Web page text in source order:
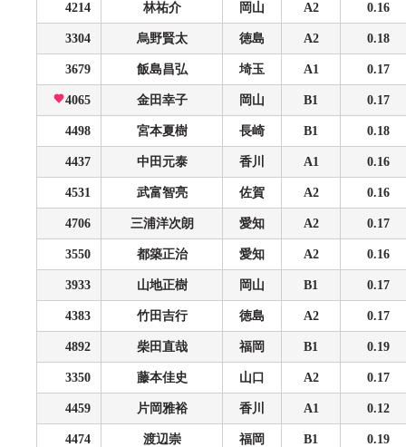
4214 林祐介 岡山 A2 0.16
3304 烏野賢太 徳島 A2 0.18
3679 飯島昌弘 埼玉 A1 0.17
4065 金田幸子 岡山 B1 0.17
4498 宮本夏樹 長崎 B1 0.18
4437 中田元泰 香川 A1 0.16
4531 武富智亮 佐賀 A2 0.16
4706 三浦洋次朗 愛知 A2 0.17
3550 都築正治 愛知 A2 0.16
3933 山地正樹 岡山 B1 0.17
4383 竹田吉行 徳島 A2 0.17
4892 柴田直哉 福岡 B1 0.19
3350 藤本佳史 山口 A2 0.17
4459 片岡雅裕 香川 A1 0.12
4474 渡辺崇 福岡 B1 0.19